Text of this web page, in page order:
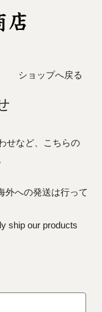
ショップへ戻る
せなど、こちらの
外への発送は行って
ship our products